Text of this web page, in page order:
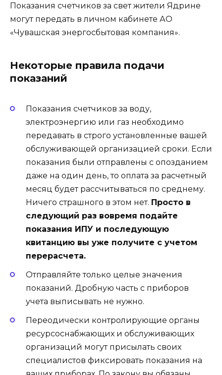
Показания счетчиков за свет жители Ядрине
могут передать в личном кабинете АО
«Чувашская энергосбытовая компания».
Некоторые правила подачи
показаний
Показания счетчиков за воду,
электроэнергию или газ необходимо
передавать в строго установленные вашей
обслуживающей организацией сроки. Если
показания были отправлены с опозданием
даже на один день, то оплата за расчетный
месяц будет рассчитываться по среднему.
Ничего страшного в этом нет. Просто в
следующий раз вовремя подайте
показания ИПУ и последующую
квитанцию вы уже получите с учетом
перерасчета.
Отправляйте только целые значения
показаний. Дробную часть с приборов
учета выписывать не нужно.
Переодически контролирующие органы
ресурсоснабжающих и обслуживающих
организаций могут присылать своих
специалистов фиксировать показания на